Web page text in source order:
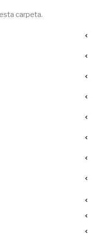
carpeta.